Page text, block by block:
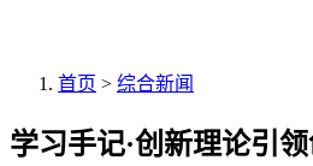
首页 > 综合新闻
学习手记·创新理论引